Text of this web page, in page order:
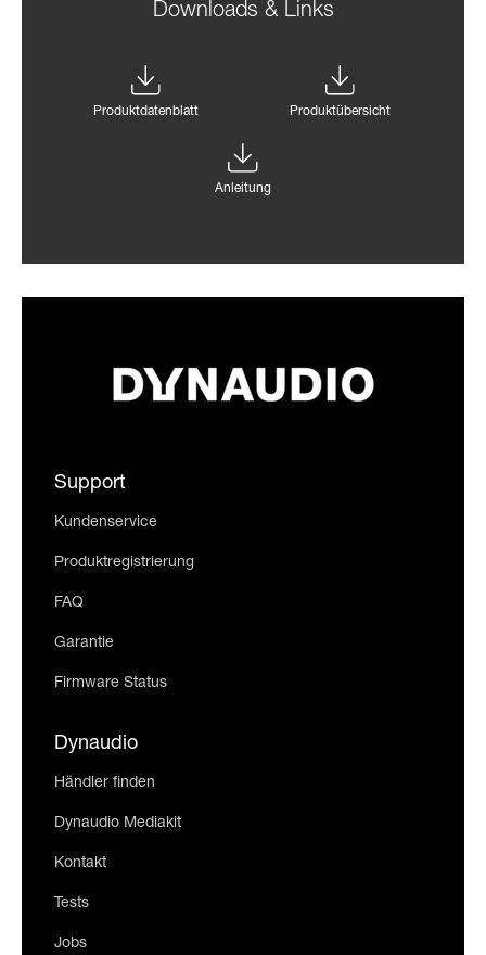
Downloads & Links
Produktdatenblatt Produktübersicht
Anleitung
Support
Kundenservice
Produktregistrierung
FAQ
Garantie
Firmware Status
Dynaudio
Händler finden
Dynaudio Mediakit
Kontakt
Tests
Jobs